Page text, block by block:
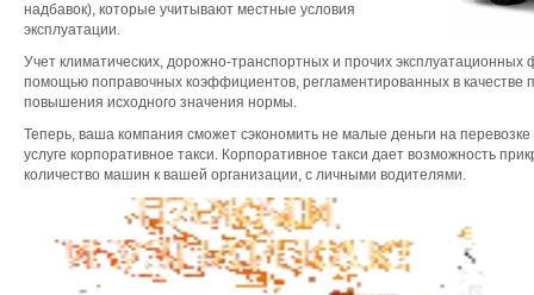
надбавок), которые учитывают местные условия
эксплуатации.
Учет климатических, дорожно-транспортных и прочих эксплуатационных
помощью поправочных коэффициентов, регламентированных в качестве
повышения исходного значения нормы.
Теперь, ваша компания сможет сэкономить не малые деньги на перевозке
услуге корпоративное такси. Корпоративное такси дает возможность
количество машин к вашей организации, с личными водителями.